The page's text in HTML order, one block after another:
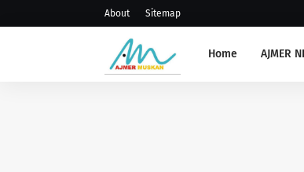
About Sitemap
Home AJMER
संभाग स्तरीय प्राचार्य,